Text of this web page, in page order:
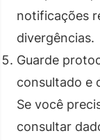
notificações
divergências.
Guarde
consultado e
Se você
consultar